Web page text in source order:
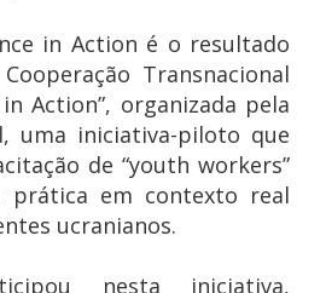
in Action é o resultado
Transnacional
in Action”, organizada pela
uma iniciativa-piloto que
de “youth workers”
prática em contexto real
ucranianos.
nesta iniciativa,